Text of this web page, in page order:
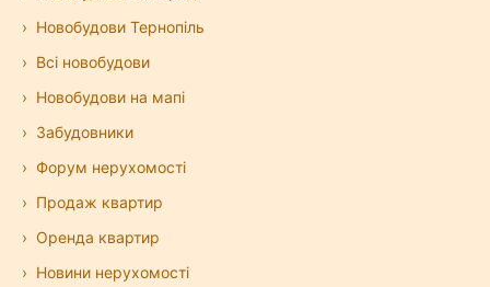
Новобудови Тернопіль
Всі новобудови
Новобудови на мапі
Забудовники
Форум нерухомості
Продаж квартир
Оренда квартир
Новини нерухомості